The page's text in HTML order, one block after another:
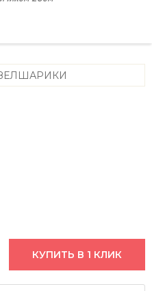
КУПИТЬ В 1 КЛИК